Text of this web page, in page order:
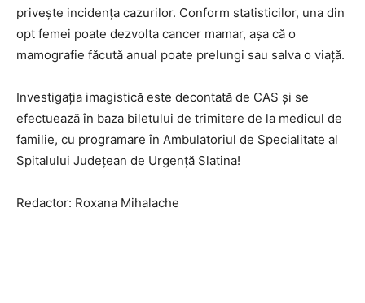
privește incidența cazurilor. Conform statisticilor, una din
opt femei poate dezvolta cancer mamar, așa că o
mamografie făcută anual poate prelungi sau salva o viață.
Investigația imagistică este decontată de CAS și se
efectuează în baza biletului de trimitere de la medicul de
familie, cu programare în Ambulatoriul de Specialitate al
Spitalului Județean de Urgență Slatina!
Redactor: Roxana Mihalache